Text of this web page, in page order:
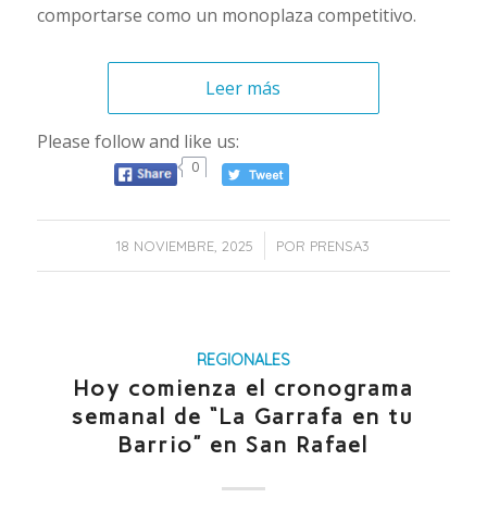
comportarse como un monoplaza competitivo.
Leer más
Please follow and like us:
0
18 NOVIEMBRE, 2025
/ POR PRENSA3
REGIONALES
Hoy comienza el cronograma
semanal de “La Garrafa en tu
Barrio” en San Rafael